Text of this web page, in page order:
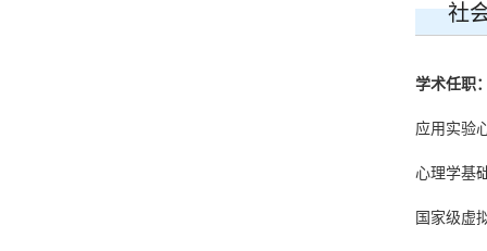
社
学术任职
应用实验
心理学基
国家级虚